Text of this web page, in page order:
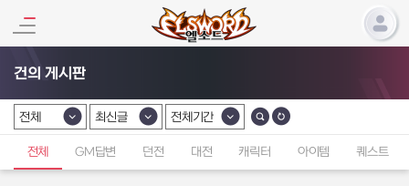
건의 게시판
카테고리 선택
전체
카테고리 선택
최신글
카테고리 선택
전체기간
전체 GM답변 던전 대전 캐릭터 아이템 퀘스트